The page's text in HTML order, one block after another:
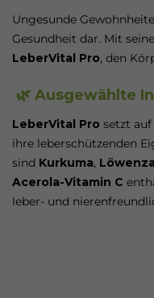
Ungesunde
Gesundheit dar. Mit
LeberVital Pro, den
🌿 Ausgewählte
LeberVital Pro setzt auf
ihre leberschützenden
sind Kurkuma,
Acerola-Vitamin C
leber- und